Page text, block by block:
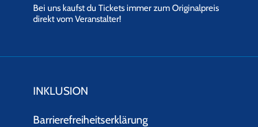
Bei uns kaufst du Tickets immer zum Originalpreis
direkt vom Veranstalter!
INKLUSION
Barrierefreiheitserklärung